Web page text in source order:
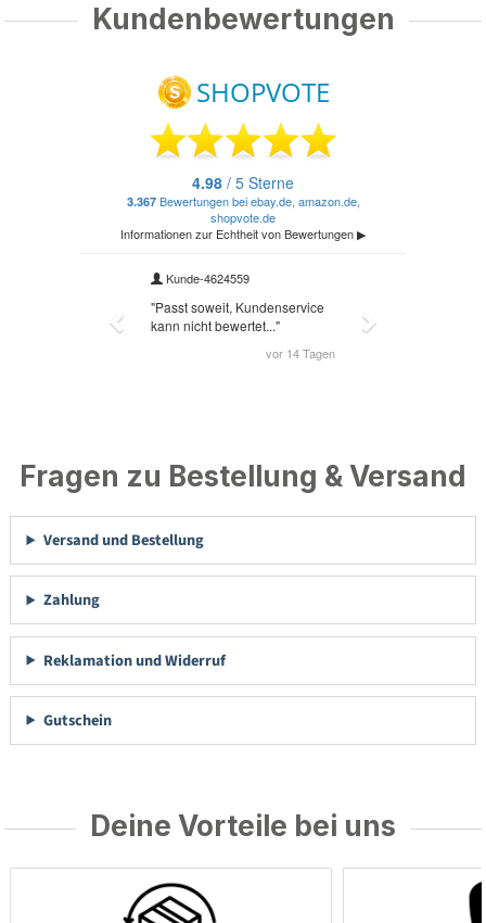
Kundenbewertungen
Fragen zu Bestellung & Versand
Versand und Bestellung
Zahlung
Reklamation und Widerruf
Gutschein
Deine Vorteile bei uns